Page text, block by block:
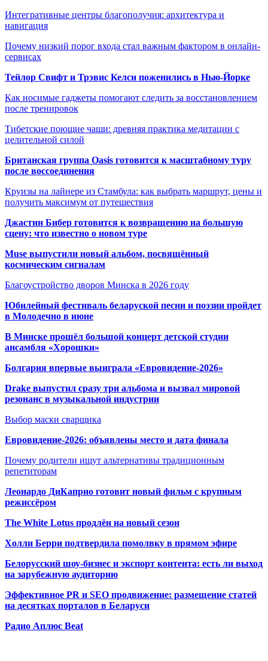
Интегративные центры благополучия: архитектура и
навигация
Почему низкий порог входа стал важным фактором в онлайн-
сервисах
Тейлор Свифт и Трэвис Келси поженились в Нью-Йорке
Как носимые гаджеты помогают следить за восстановлением
после тренировок
Тибетские поющие чаши: древняя практика медитации с
целительной силой
Британская группа Oasis готовится к масштабному туру
после воссоединения
Круизы на лайнере из Стамбула: как выбрать маршрут, цены и
получить максимум от путешествия
Джастин Бибер готовится к возвращению на большую
сцену: что известно о новом туре
Muse выпустили новый альбом, посвящённый
космическим сигналам
Благоустройство дворов Минска в 2026 году
Юбилейный фестиваль беларуской песни и поэзии пройдет
в Молодечно в июне
В Минске прошёл большой концерт детской студии
ансамбля «Хорошки»
Болгария впервые выиграла «Евровидение-2026»
Drake выпустил сразу три альбома и вызвал мировой
резонанс в музыкальной индустрии
Выбор маски сварщика
Евровидение-2026: объявлены место и дата финала
Почему родители ищут альтернативы традиционным
репетиторам
Леонардо ДиКаприо готовит новый фильм с крупным
режиссёром
The White Lotus продлён на новый сезон
Холли Берри подтвердила помолвку в прямом эфире
Белорусский шоу-бизнес и экспорт контента: есть ли выход
на зарубежную аудиторию
Эффективное PR и SEO продвижение: размещение статей
на десятках порталов в Беларуси
Радио Аплюс Beat